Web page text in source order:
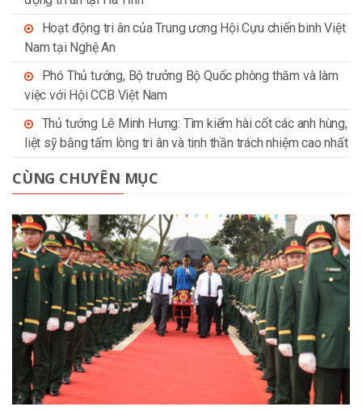
Hoạt động tri ân của Trung ương Hội Cựu chiến binh Việt
Nam tại Nghệ An
Phó Thủ tướng, Bộ trưởng Bộ Quốc phòng thăm và làm
việc với Hội CCB Việt Nam
Thủ tướng Lê Minh Hưng: Tìm kiếm hài cốt các anh hùng,
liệt sỹ bằng tấm lòng tri ân và tinh thần trách nhiệm cao nhất
CÙNG CHUYÊN MỤC